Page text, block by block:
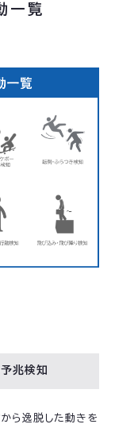
一覧
兆検知
ら逸脱した動きを